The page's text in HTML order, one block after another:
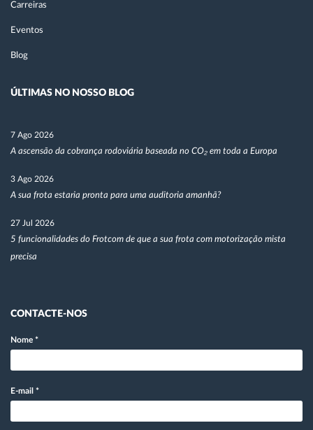
Carreiras
Eventos
Blog
ÚLTIMAS NO NOSSO BLOG
7 Ago 2026
A ascensão da cobrança rodoviária baseada no CO₂ em toda a Europa
3 Ago 2026
A sua frota estaria pronta para uma auditoria amanhã?
27 Jul 2026
5 funcionalidades do Frotcom de que a sua frota com motorização mista
precisa
CONTACTE-NOS
Nome *
E-mail *